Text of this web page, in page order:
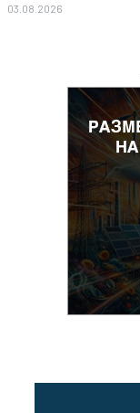
03.08.2026